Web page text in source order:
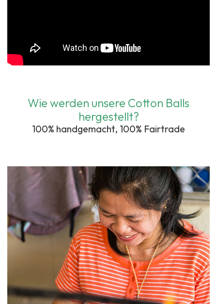
Wie werden unsere Cotton Balls
hergestellt?
100% handgemacht, 100% Fairtrade